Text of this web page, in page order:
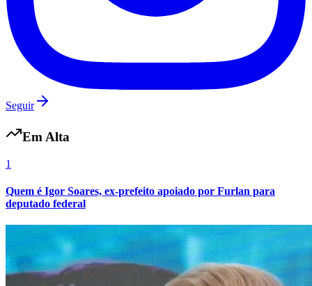
Vasco
Seguir
Em Alta
1
Quem é Igor Soares, ex-prefeito apoiado por Furlan para
deputado federal